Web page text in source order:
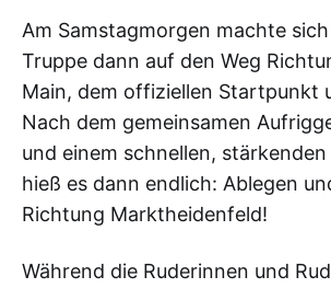
Am Samstagmorgen machte
Truppe dann auf den Weg
Main, dem offiziellen Startpunkt
Nach dem gemeinsamen
und einem schnellen,
hieß es dann endlich: Ablegen
Richtung Marktheidenfeld!
Während die Ruderinnen und